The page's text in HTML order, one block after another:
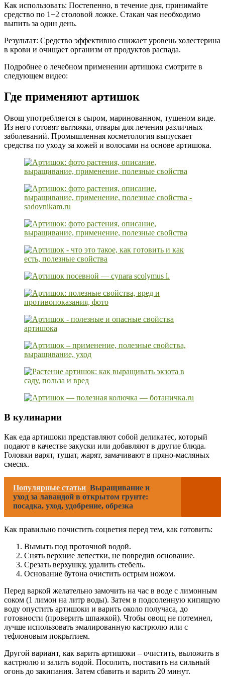
Как использовать: Постепенно, в течение дня, принимайте
средство по 1−2 столовой ложке. Стакан чая необходимо
выпить за один день.
Результат: Средство эффективно снижает уровень холестерина
в крови и очищает организм от продуктов распада.
Подробнее о лечебном применении артишока смотрите в
следующем видео:
Где применяют артишок
Овощ употребляется в сыром, маринованном, тушеном виде.
Из него готовят вытяжки, отвары для лечения различных
заболеваний. Промышленная косметология выпускает
средства по уходу за кожей и волосами на основе артишока.
В кулинарии
Как еда артишоки представляют собой деликатес, который
подают в качестве закуски или добавляют в другие блюда.
Головки варят, тушат, жарят, замачивают в пряно-масляных
смесях.
Популярные статьи Выращивание и
уход за лавандой в открытом грунте:
посадка, уход, удобрение, обрезка
Как правильно почистить соцветия перед тем, как готовить:
Вымыть под проточной водой.
Снять верхние лепестки, не повредив основание.
Срезать верхушку, удалить стебель.
Основание бутона очистить острым ножом.
Перед варкой желательно замочить на час в воде с лимонным
соком (1 лимон на литр воды). Затем в подсоленную кипящую
воду опустить артишоки и варить около получаса, до
готовности (проверить шпажкой). Чтобы овощ не потемнел,
лучше использовать эмалированную кастрюлю или с
тефлоновым покрытием.
Другой вариант, как варить артишоки – очистить, выложить в
кастрюлю и залить водой. Посолить, поставить на сильный
огонь до закипания. Затем сбавить и варить 20 минут.